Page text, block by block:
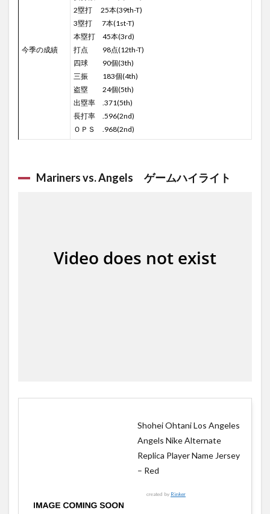
今季の成績
2塁打 25本(39th-T)
3塁打 7本(1st-T)
本塁打 45本(3rd)
打点 98点(12th-T)
四球 90個(3th)
三振 183個(4th)
盗塁 24個(5th)
出塁率 .371(5th)
長打率 .596(2nd)
ＯＰＳ .968(2nd)
Mariners vs. Angels ゲームハイライト
Shohei Ohtani Los Angeles
Angels Nike Alternate
Replica Player Name Jersey
– Red
created by Rinker